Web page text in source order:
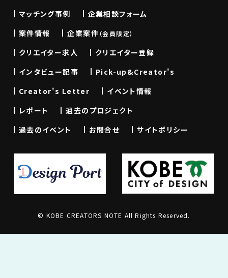
マッチング事例
企業相談フォーム
案件情報
企業案件（会員限定）
クリエイター求人
クリエイター登録
インタビュー記事
Pick-up&Creator's
Creator's Letter
イベント情報
レポート
過去のプロジェクト
過去のイベント
お問合せ サイトポリシー
© KOBE CREATORS NOTE All Rights Reserved.